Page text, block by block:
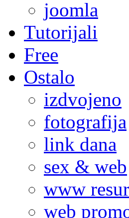
joomla
Tutorijali
Free
Ostalo
izdvojeno
fotografija
link dana
sex & web
www
web